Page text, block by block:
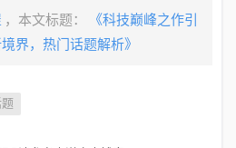
，本文标题：
《科技巅峰之作引
界，热门话题解析》